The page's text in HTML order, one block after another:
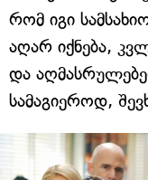
რომ იგი
აღარ იქნება,
და
სამაგიეროდ,